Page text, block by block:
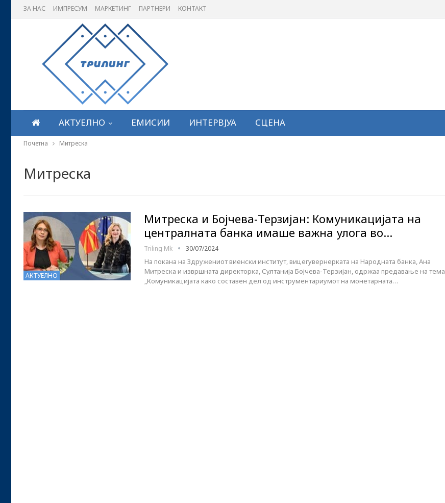
ЗА НАС ИМПРЕСУМ МАРКЕТИНГ ПАРТНЕРИ КОНТАКТ
АКТУЕЛНО ЕМИСИИ ИНТЕРВЈУА СЦЕНА
Почетна Митреска
Митреска
АКТУЕЛНО
Митреска и Бојчева-Терзијан: Комуникацијата на
централната банка имаше важна улога во…
Triling Mk 30/07/2024
На покана на Здружениот виенски институт, вицегувернерката на Народната банка, Ана
Митреска и извршната директорка, Султанија Бојчева-Терзијан, одржаа предавање на тема
„Комуникацијата како составен дел од инструментариумот на монетарната…